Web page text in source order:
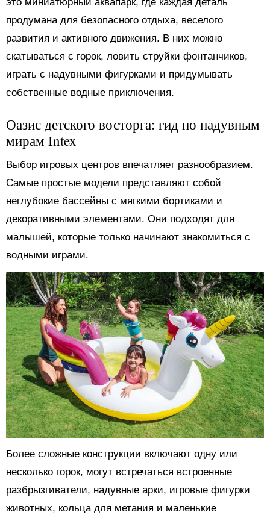
продумана для безопасного отдыха, веселого
развития и активного движения. В них можно
скатываться с горок, ловить струйки фонтанчиков,
играть с надувными фигурками и придумывать
собственные водные приключения.
Оазис детского восторга: гид по надувным
мирам Intex
Выбор игровых центров впечатляет разнообразием.
Самые простые модели представляют собой
неглубокие бассейны с мягкими бортиками и
декоративными элементами. Они подходят для
малышей, которые только начинают знакомиться с
водными играми.
Более сложные конструкции включают одну или
несколько горок, могут встречаться встроенные
разбрызгиватели, надувные арки, игровые фигурки
животных, кольца для метания и маленькие